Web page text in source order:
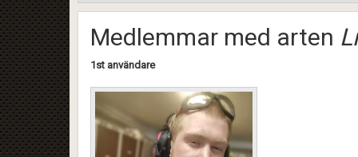
Medlemmar med arten
1st användare